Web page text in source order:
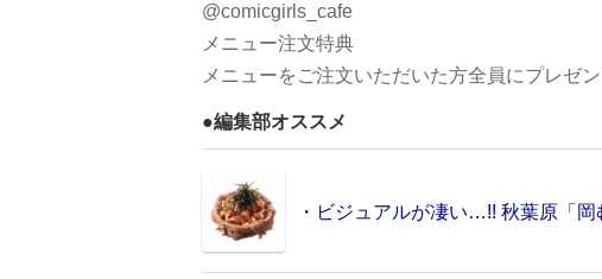
@comicgirls_cafe
メニュー注文特典
メニューをご注文いただいた方全員にプレゼ
●編集部オススメ
・ビジュアルが凄い…!! 秋葉原「